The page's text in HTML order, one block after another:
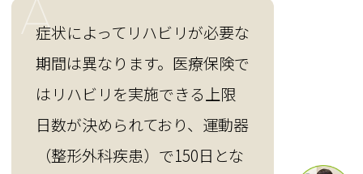
症状によってリハビリが必要な
期間は異なります。医療保険で
はリハビリを実施できる上限
日数が決められており、運動器
（整形外科疾患）で150日とな